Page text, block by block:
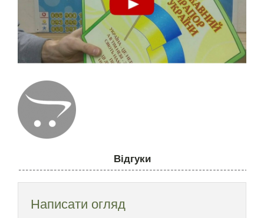
Відгуки
Написати огляд